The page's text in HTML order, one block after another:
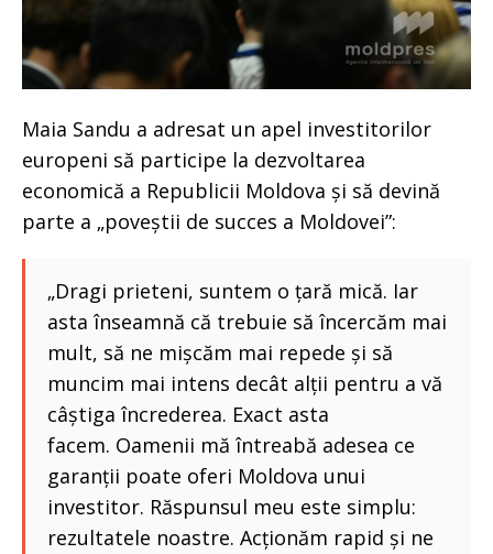
Maia Sandu a adresat un apel investitorilor
europeni să participe la dezvoltarea
economică a Republicii Moldova și să devină
parte a „poveștii de succes a Moldovei”:
„Dragi prieteni, suntem o țară mică. Iar
asta înseamnă că trebuie să încercăm mai
mult, să ne mișcăm mai repede și să
muncim mai intens decât alții pentru a vă
câștiga încrederea. Exact asta
facem. Oamenii mă întreabă adesea ce
garanții poate oferi Moldova unui
investitor. Răspunsul meu este simplu:
rezultatele noastre. Acționăm rapid și ne